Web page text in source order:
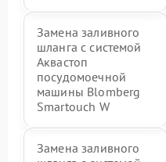
Замена заливного
шланга с системой
Аквастоп
посудомоечной
машины Blomberg
Smartouch W
Замена заливного